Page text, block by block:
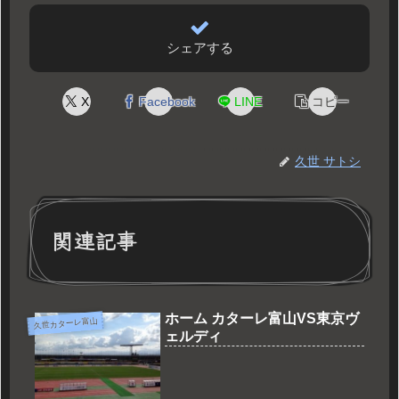
シェアする
X Facebook LINE コピー
久世 サトシ
関連記事
久世カターレ富山
ホーム カターレ富山VS東京ヴ
ェルディ